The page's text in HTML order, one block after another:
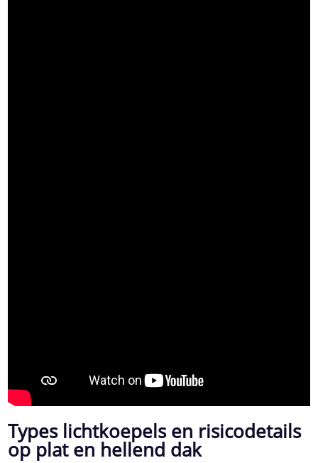
Types lichtkoepels en risicodetails
op plat en hellend dak